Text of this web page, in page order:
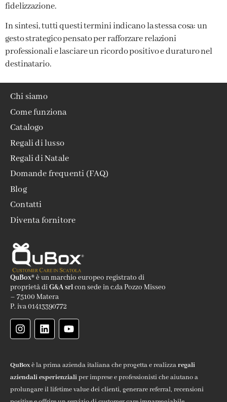
fidelizzazione.
In sintesi, tutti questi termini indicano la stessa cosa: un
gesto strategico pensato per rafforzare relazioni
professionali e lasciare un ricordo positivo e duraturo nel
destinatario.
Chi siamo
Come funziona
Catalogo
Regali di lusso
Regali di Natale
Domande frequenti (FAQ)
Blog
Contatti
Diventa fornitore
QuBoxè la prima azienda italiana che progetta e realizzaregali
aziendaliesperienzialiper imprese e professionisti che aiutano a
prolungare il lifetime value dei clienti, generare referral, recensioni
QuBox®è un marchio europeo registrato di
proprietà diG&A srlcon sede in c.da Pozzo Misseo
– 75100 Matera
P. iva 01413390772